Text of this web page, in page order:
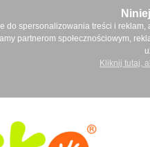
do spersonalizowania treści i
partnerom społecznościowym,
Kliknij tutaj,